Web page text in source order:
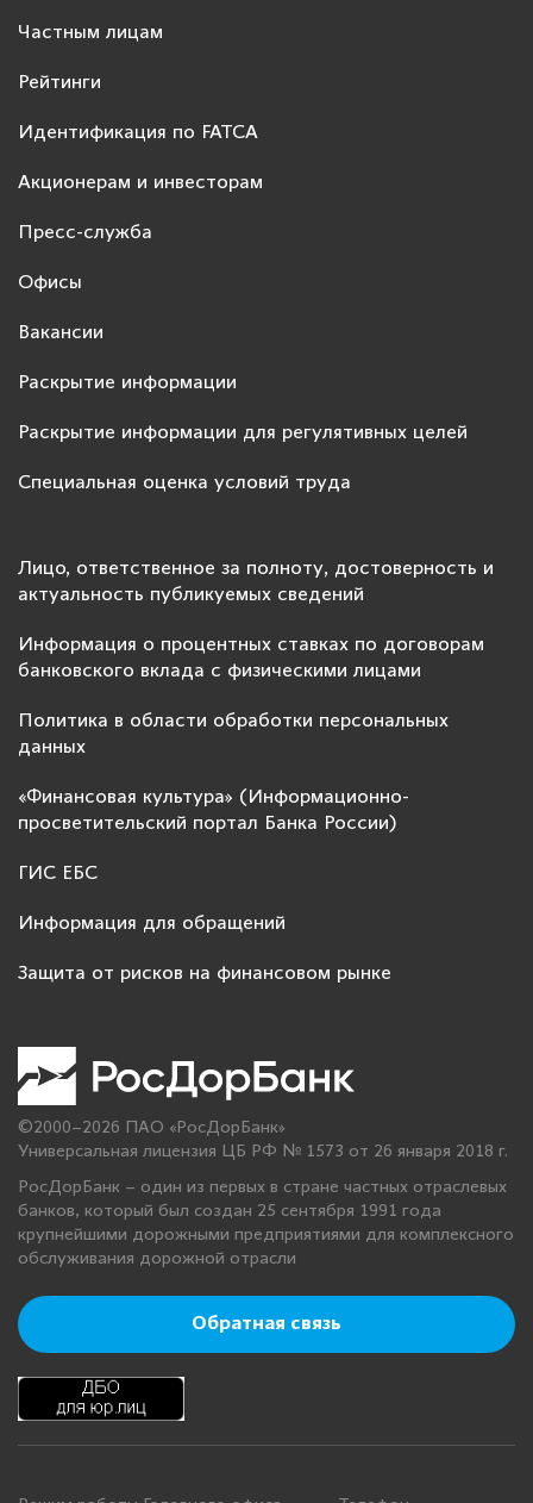
Частным лицам
Рейтинги
Идентификация по FATCA
Акционерам и инвесторам
Пресс-служба
Офисы
Вакансии
Раскрытие информации
Раскрытие информации для регулятивных целей
Специальная оценка условий труда
Лицо, ответственное за полноту, достоверность и
актуальность публикуемых сведений
Информация о процентных ставках по договорам
банковского вклада с физическими лицами
Политика в области обработки персональных
данных
«Финансовая культура» (Информационно-
просветительский портал Банка России)
ГИС ЕБС
Информация для обращений
Защита от рисков на финансовом рынке
©2000–2026 ПАО «РосДорБанк»
Универсальная лицензия ЦБ РФ № 1573 от 26 января 2018 г.
РосДорБанк – один из первых в стране частных отраслевых
банков, который был создан 25 сентября 1991 года
крупнейшими дорожными предприятиями для комплексного
обслуживания дорожной отрасли
Обратная связь